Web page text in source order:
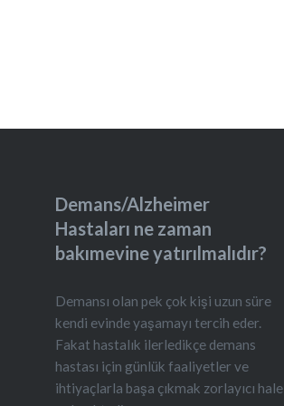
Demans/Alzheimer
Hastaları ne zaman
bakımevine yatırılmalıdır?
Demansı olan pek çok kişi uzun süre
kendi evinde yaşamayı tercih eder.
Fakat hastalık ilerledikçe demans
hastası için günlük faaliyetler ve
ihtiyaçlarla başa çıkmak zorlayıcı hale